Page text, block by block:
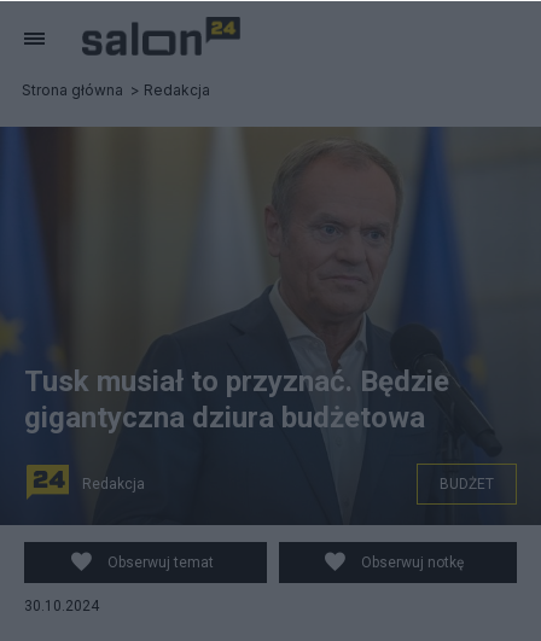
Strona główna Redakcja
Donald Tusk. Fot. PAP/Marcin Obara
Tusk musiał to przyznać. Będzie
gigantyczna dziura budżetowa
Redakcja BUDŻET
Obserwuj temat Obserwuj notkę
30.10.2024